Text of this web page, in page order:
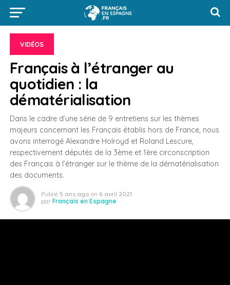
VIDÉOS
Français à l’étranger au
quotidien : la
dématérialisation
Dans le cadre d’une série de 9 entretiens sur les thèmes
majeurs concernant les Français établis hors de France, nous
avons interrogé Alexandre Holroyd et Roland Lescure,
respectivement députés de la 3ème et 1ère circonscription
des Français à l’étranger sur le thème de la dématérialisation
des documents.
Publié 5 ans ago on 6 avril 2021
par Français en Espagne